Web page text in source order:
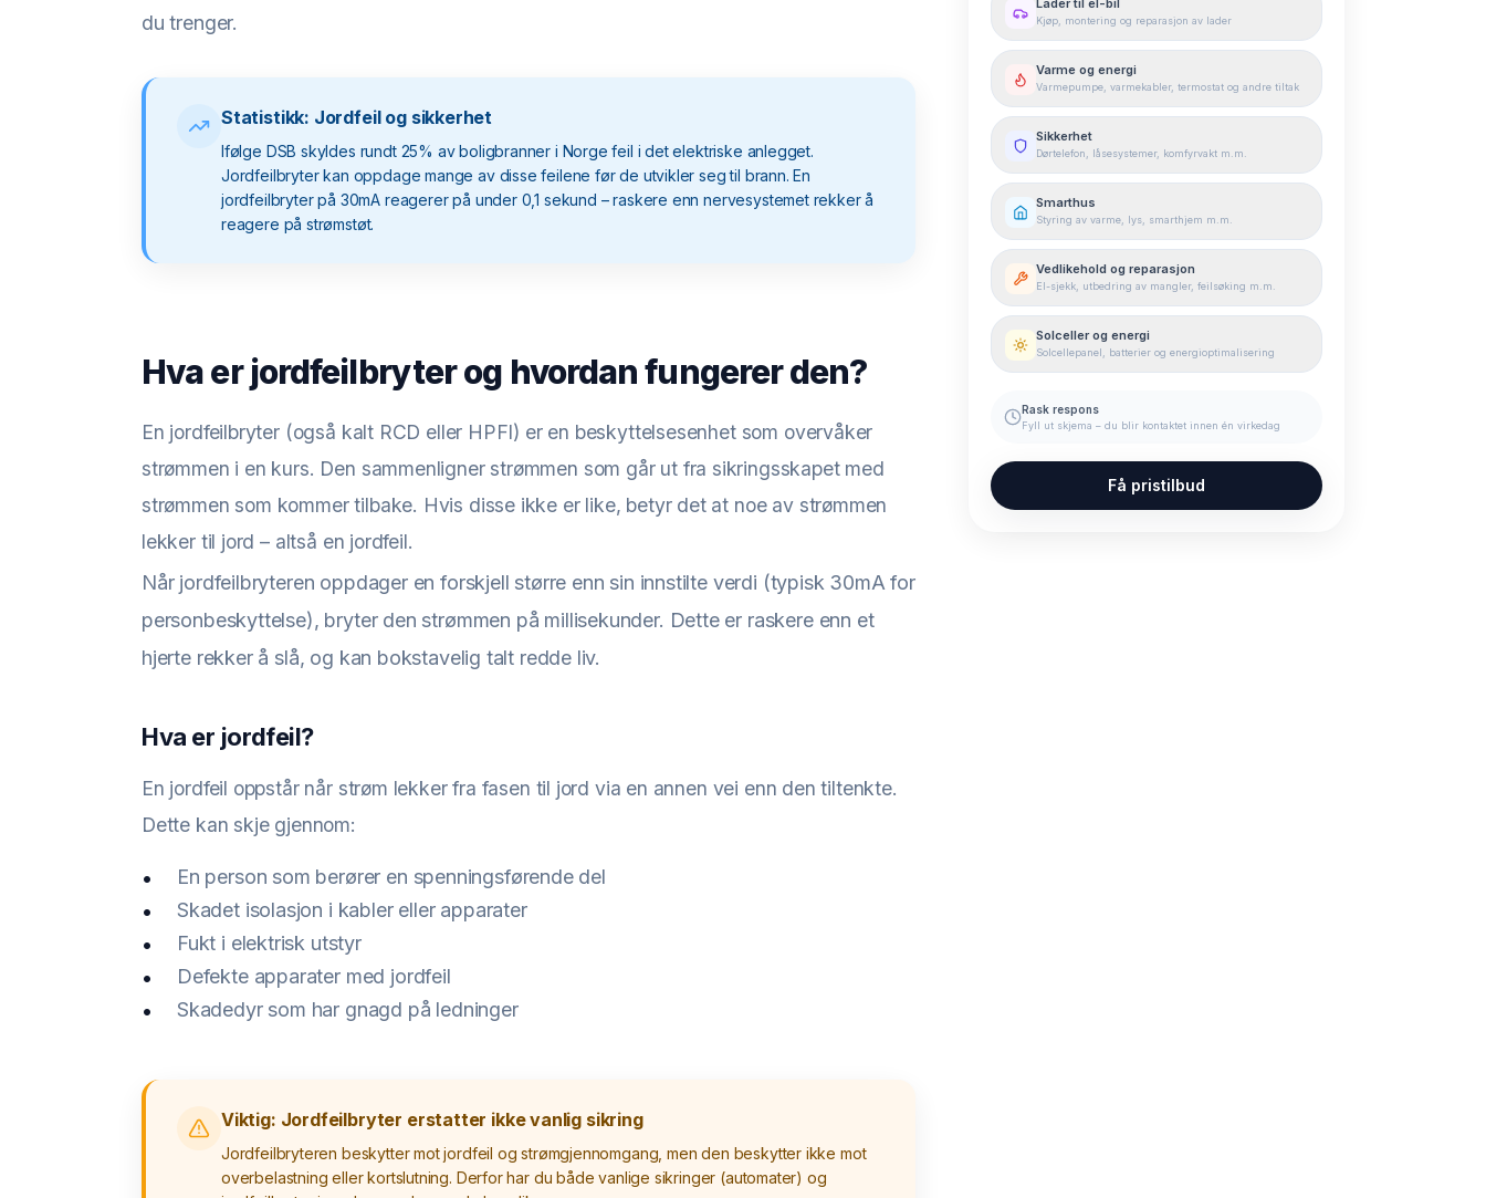
du trenger.
Statistikk: Jordfeil og sikkerhet
Ifølge DSB skyldes rundt 25% av boligbranner i Norge feil i det elektriske anlegget.
Jordfeilbryter kan oppdage mange av disse feilene før de utvikler seg til brann. En
jordfeilbryter på 30mA reagerer på under 0,1 sekund – raskere enn nervesystemet rekker å
reagere på strømstøt.
Hva er jordfeilbryter og hvordan fungerer den?
En jordfeilbryter (også kalt RCD eller HPFI) er en beskyttelsesenhet som overvåker
strømmen i en kurs. Den sammenligner strømmen som går ut fra sikringsskapet med
strømmen som kommer tilbake. Hvis disse ikke er like, betyr det at noe av strømmen
lekker til jord – altså en jordfeil.
Når jordfeilbryteren oppdager en forskjell større enn sin innstilte verdi (typisk 30mA for
personbeskyttelse), bryter den strømmen på millisekunder. Dette er raskere enn et
hjerte rekker å slå, og kan bokstavelig talt redde liv.
Hva er jordfeil?
En jordfeil oppstår når strøm lekker fra fasen til jord via en annen vei enn den tiltenkte.
Dette kan skje gjennom:
En person som berører en spenningsførende del
Skadet isolasjon i kabler eller apparater
Fukt i elektrisk utstyr
Defekte apparater med jordfeil
Skadedyr som har gnagd på ledninger
Viktig: Jordfeilbryter erstatter ikke vanlig sikring
Jordfeilbryteren beskytter mot jordfeil og strømgjennomgang, men den beskytter ikke mot
overbelastning eller kortslutning. Derfor har du både vanlige sikringer (automater) og
Lader til el-bil
Kjøp, montering og reparasjon av lader
Varme og energi
Varmepumpe, varmekabler, termostat og andre tiltak
Sikkerhet
Dørtelefon, låsesystemer, komfyrvakt m.m.
Smarthus
Styring av varme, lys, smarthjem m.m.
Vedlikehold og reparasjon
El-sjekk, utbedring av mangler, feilsøking m.m.
Solceller og energi
Solcellepanel, batterier og energioptimalisering
Rask respons
Fyll ut skjema – du blir kontaktet innen én virkedag
Få pristilbud